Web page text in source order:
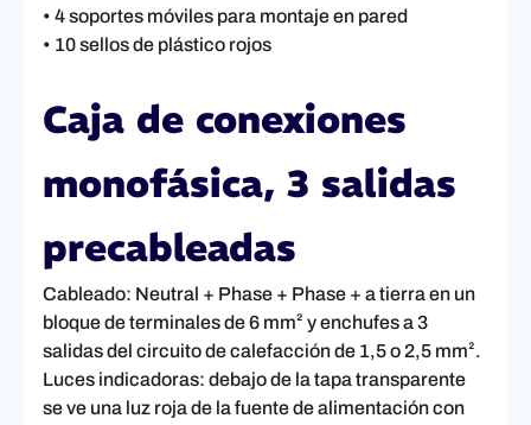
• 4 soportes móviles para montaje en pared
• 10 sellos de plástico rojos
Caja de conexiones
monofásica, 3 salidas
precableadas
Cableado: Neutral + Phase + Phase + a tierra en un
bloque de terminales de 6 mm² y enchufes a 3
salidas del circuito de calefacción de 1,5 o 2,5 mm².
Luces indicadoras: debajo de la tapa transparente
se ve una luz roja de la fuente de alimentación con